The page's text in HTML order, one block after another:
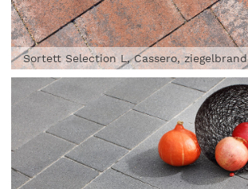
Sortett Selection L, Cassero, ziegelbrand